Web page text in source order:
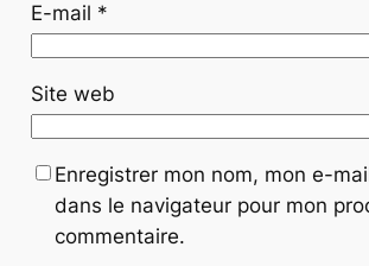
E-mail *
Site web
Enregistrer mon nom, mon e-
dans le navigateur pour mon
commentaire.